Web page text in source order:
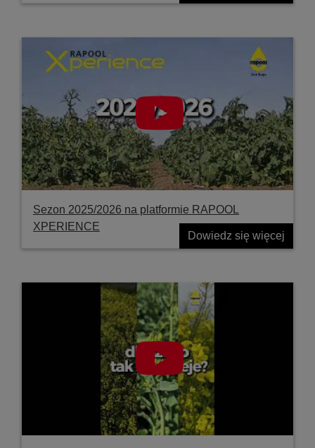
Sezon 2025/2026 na platformie RAPOOL
XPERIENCE
Dowiedz się więcej